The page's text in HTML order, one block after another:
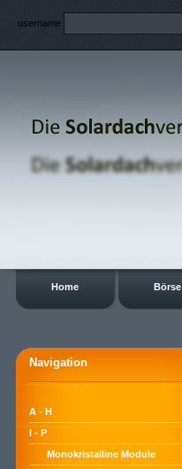
username
Home Börse
Navigation
A - H
I - P
Monokristalline Module